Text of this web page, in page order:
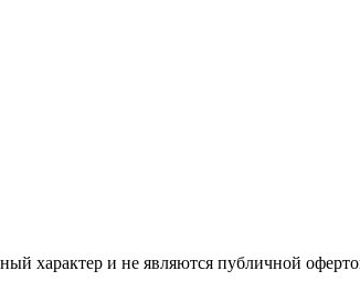
характер и не являются публичной